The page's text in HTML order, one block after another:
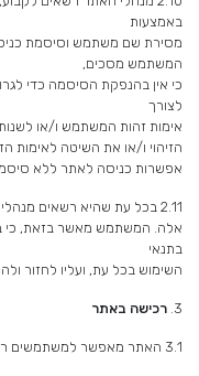
באמצעות
מסירת שם משתמש וסיסמת
המשתמש מסכים,
כי אין בהנפקת הסיסמה כדי
לצורך
אימות זהות המשתמש ו/או
הזיהוי ו/או את השיטה לאימות
אפשרות כניסה לאתר ללא
2.11 בכל עת שהיא רשאים מנהלי האתר לבצע שינויים ו/או עדכונים בתנאי שימוש
אלה. המשתמש מאשר בזאת, כי
בתנאי
השימוש בכל עת, ועליו לחזור
3. רכישה באתר
3.1 האתר מאפשר למשתמשים רכישה קלה, בטוחה ומהירה.